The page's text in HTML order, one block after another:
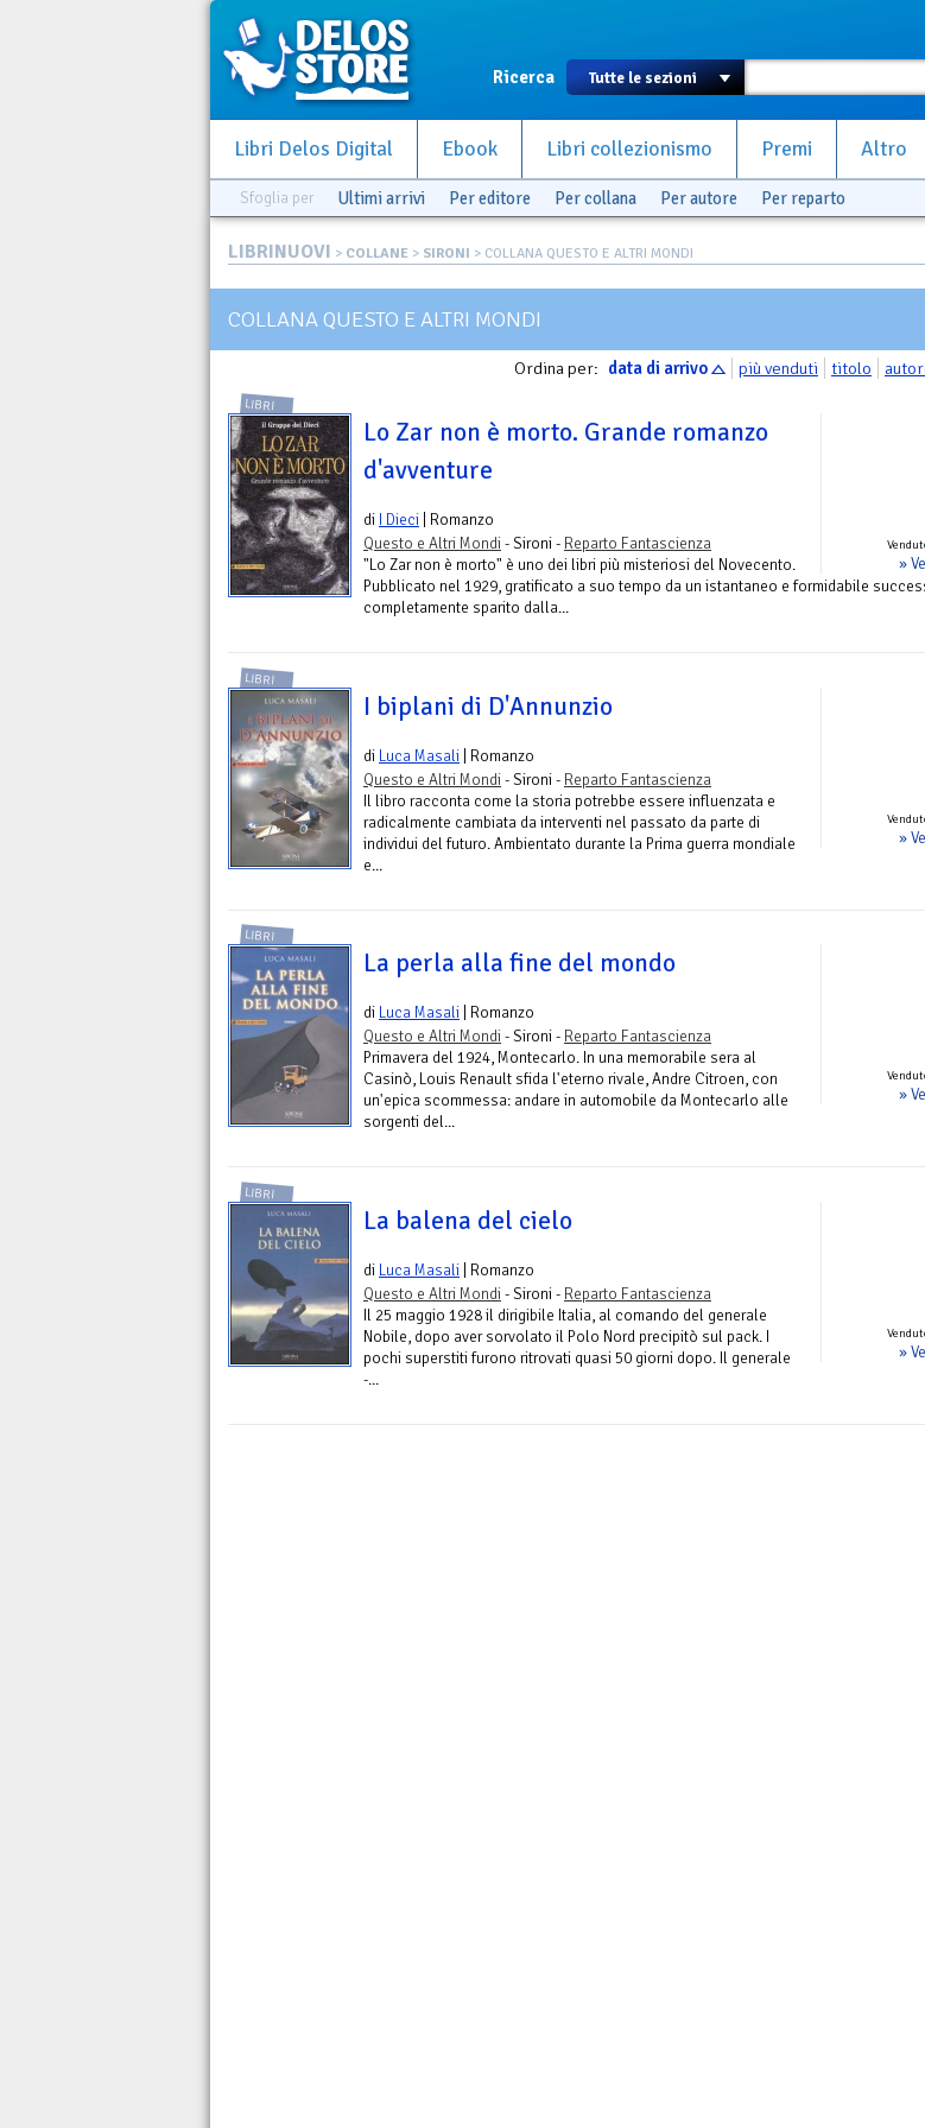
Ricerca
Libri Delos Digital Ebook Libri collezionismo Premi Altro
Sfoglia per Ultimi arrivi Per editore Per collana Per autore Per reparto
LIBRINUOVI > COLLANE > SIRONI > COLLANA QUESTO E ALTRI MONDI
COLLANA QUESTO E ALTRI MONDI
Ordina per: data di arrivo più venduti titolo
»
LIBRI
Lo Zar non è morto. Grande romanzo
d'avventure
di I Dieci | Romanzo
Questo e Altri Mondi - Sironi - Reparto Fantascienza
"Lo Zar non è morto" è uno dei libri più misteriosi del Novecento.
Pubblicato nel 1929, gratificato a suo tempo da un istantaneo e formidabile
completamente sparito dalla...
»
LIBRI
I biplani di D'Annunzio
di Luca Masali | Romanzo
Questo e Altri Mondi - Sironi - Reparto Fantascienza
Il libro racconta come la storia potrebbe essere influenzata e
radicalmente cambiata da interventi nel passato da parte di
individui del futuro. Ambientato durante la Prima guerra mondiale
e...
»
LIBRI
La perla alla fine del mondo
di Luca Masali | Romanzo
Questo e Altri Mondi - Sironi - Reparto Fantascienza
Primavera del 1924, Montecarlo. In una memorabile sera al
Casinò, Louis Renault sfida l'eterno rivale, Andre Citroen, con
un'epica scommessa: andare in automobile da Montecarlo alle
sorgenti del...
»
LIBRI
La balena del cielo
di Luca Masali | Romanzo
Questo e Altri Mondi - Sironi - Reparto Fantascienza
Il 25 maggio 1928 il dirigibile Italia, al comando del generale
Nobile, dopo aver sorvolato il Polo Nord precipitò sul pack. I
pochi superstiti furono ritrovati quasi 50 giorni dopo. Il generale
-...